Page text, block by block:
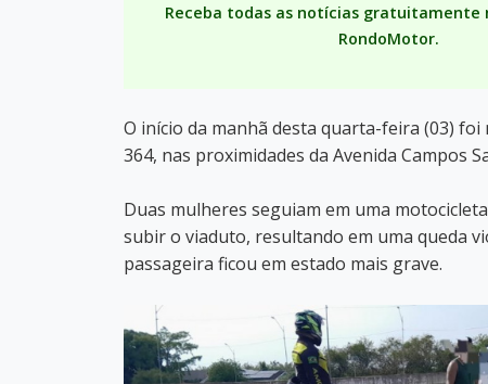
Receba todas as notícias gratuitamente
RondoMotor.
O início da manhã desta quarta-feira (03)
364, nas proximidades da Avenida Campos
Duas mulheres seguiam em uma
subir o viaduto, resultando em uma queda
passageira ficou em estado mais grave.